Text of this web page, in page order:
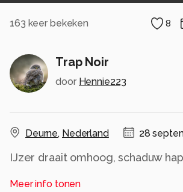
163 keer bekeken 8
Trap Noir
door Hennie223
Deurne, Nederland 28
IJzer draait omhoog, schaduw
Meer info tonen